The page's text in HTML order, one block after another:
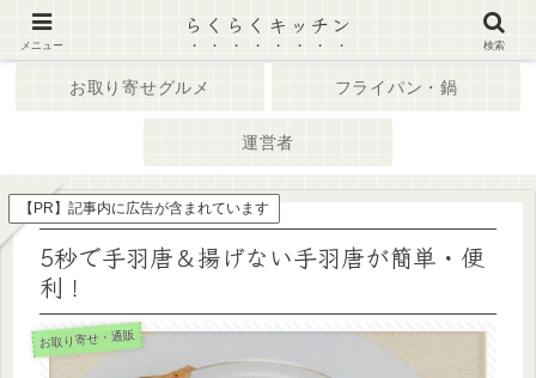
キッチン家電
お取り寄せグルメ フライパン・鍋
運営者
【PR】記事内に広告が含まれています
5秒で手羽唐＆揚げない手羽唐が簡単・便
利！
お取り寄せ・通販
メニュー
らくらくキッチン
検索